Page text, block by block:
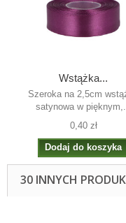
Wstążka...
Szeroka na 2,5cm
satynowa w
0,40 zł
Dodaj do koszyka
30 INNYCH